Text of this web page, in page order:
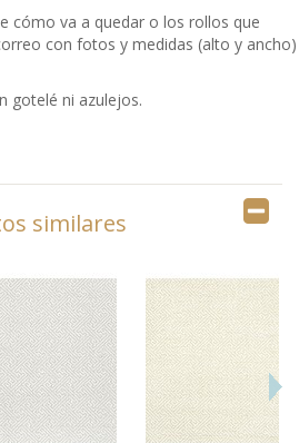
cómo va a quedar o los rollos que
con fotos y medidas (alto y ancho)
gotelé ni azulejos.
similares